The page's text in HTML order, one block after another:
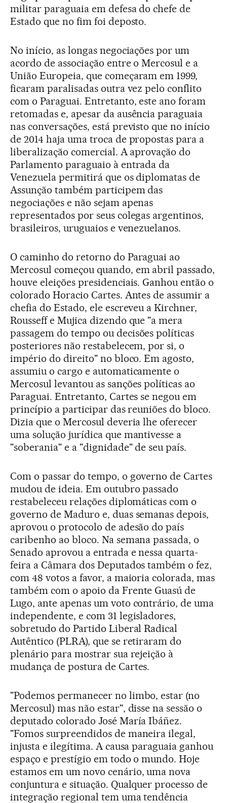
militar paraguaia em defesa do chefe de
Estado que no fim foi deposto.
No início, as longas negociações por um
acordo de associação entre o Mercosul e a
União Europeia, que começaram em 1999,
ficaram paralisadas outra vez pelo conflito
com o Paraguai. Entretanto, este ano foram
retomadas e, apesar da ausência paraguaia
nas conversações, está previsto que no início
de 2014 haja uma troca de propostas para a
liberalização comercial. A aprovação do
Parlamento paraguaio à entrada da
Venezuela permitirá que os diplomatas de
Assunção também participem das
negociações e não sejam apenas
representados por seus colegas argentinos,
brasileiros, uruguaios e venezuelanos.
O caminho do retorno do Paraguai ao
Mercosul começou quando, em abril passado,
houve eleições presidenciais. Ganhou então o
colorado Horacio Cartes. Antes de assumir a
chefia do Estado, ele escreveu a Kirchner,
Rousseff e Mujica dizendo que "a mera
passagem do tempo ou decisões políticas
posteriores não restabelecem, por si, o
império do direito" no bloco. Em agosto,
assumiu o cargo e automaticamente o
Mercosul levantou as sanções políticas ao
Paraguai. Entretanto, Cartes se negou em
princípio a participar das reuniões do bloco.
Dizia que o Mercosul deveria lhe oferecer
uma solução jurídica que mantivesse a
"soberania" e a "dignidade" de seu país.
Com o passar do tempo, o governo de Cartes
mudou de ideia. Em outubro passado
restabeleceu relações diplomáticas com o
governo de Maduro e, duas semanas depois,
aprovou o protocolo de adesão do país
caribenho ao bloco. Na semana passada, o
Senado aprovou a entrada e nessa quarta-
feira a Câmara dos Deputados também o fez,
com 48 votos a favor, a maioria colorada, mas
também com o apoio da Frente Guasú de
Lugo, ante apenas um voto contrário, de uma
independente, e com 31 legisladores,
sobretudo do Partido Liberal Radical
Autêntico (PLRA), que se retiraram do
plenário para mostrar sua rejeição à
mudança de postura de Cartes.
"Podemos permanecer no limbo, estar (no
Mercosul) mas não estar", disse na sessão o
deputado colorado José María Ibáñez.
"Fomos surpreendidos de maneira ilegal,
injusta e ilegítima. A causa paraguaia ganhou
espaço e prestígio em todo o mundo. Hoje
estamos em um novo cenário, uma nova
conjuntura e situação. Qualquer processo de
integração regional tem uma tendência